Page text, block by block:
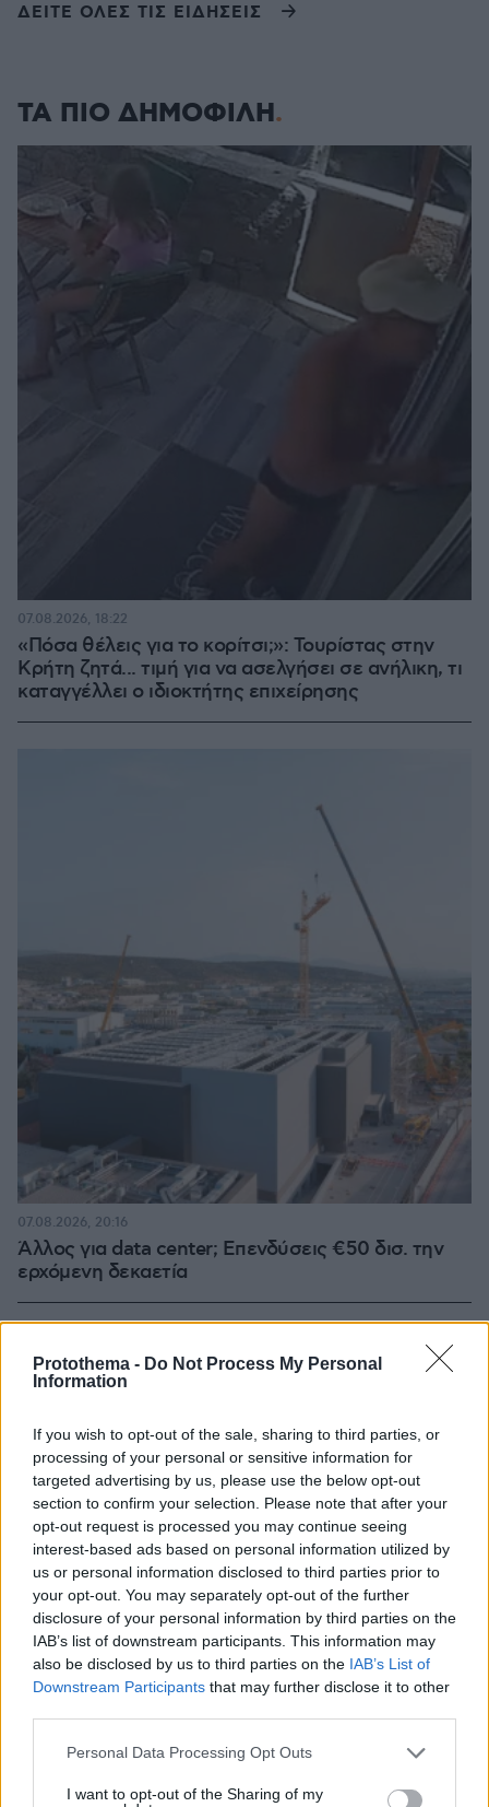
Protothema - Do Not Process My Personal
Information
If you wish to opt-out of the sale, sharing to third parties, or
processing of your personal or sensitive information for
targeted advertising by us, please use the below opt-out
section to confirm your selection. Please note that after your
opt-out request is processed you may continue seeing
interest-based ads based on personal information utilized by
us or personal information disclosed to third parties prior to
your opt-out. You may separately opt-out of the further
disclosure of your personal information by third parties on the
IAB’s list of downstream participants. This information may
also be disclosed by us to third parties on the IAB’s List of
Downstream Participants that may further disclose it to other
Please note that this website/app uses one or more Google
not limited to your visit or usage behaviour. You may click to
Personal Data Processing Opt Outs
I want to opt-out of the Sharing of my
ΔΕΙΤΕ ΟΛΕΣ ΤΙΣ ΕΙΔΗΣΕΙΣ
ΤΑ ΠΙΟ ΔΗΜΟΦΙΛΗ
«Πόσα θέλεις για το κορίτσι;»: Τουρίστας στην
Κρήτη ζητά... τιμή για να ασελγήσει σε ανήλικη, τι
καταγγέλλει ο ιδιοκτήτης επιχείρησης
07.08.2026, 18:22
Άλλος για data center; Επενδύσεις €50 δισ. την
ερχόμενη δεκαετία
07.08.2026, 20:16
07.08.2026, 15:59